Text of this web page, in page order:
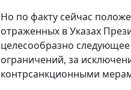
Но по факту сейчас
отраженных в Указах
целесообразно
ограничений, за
контрсанкционными